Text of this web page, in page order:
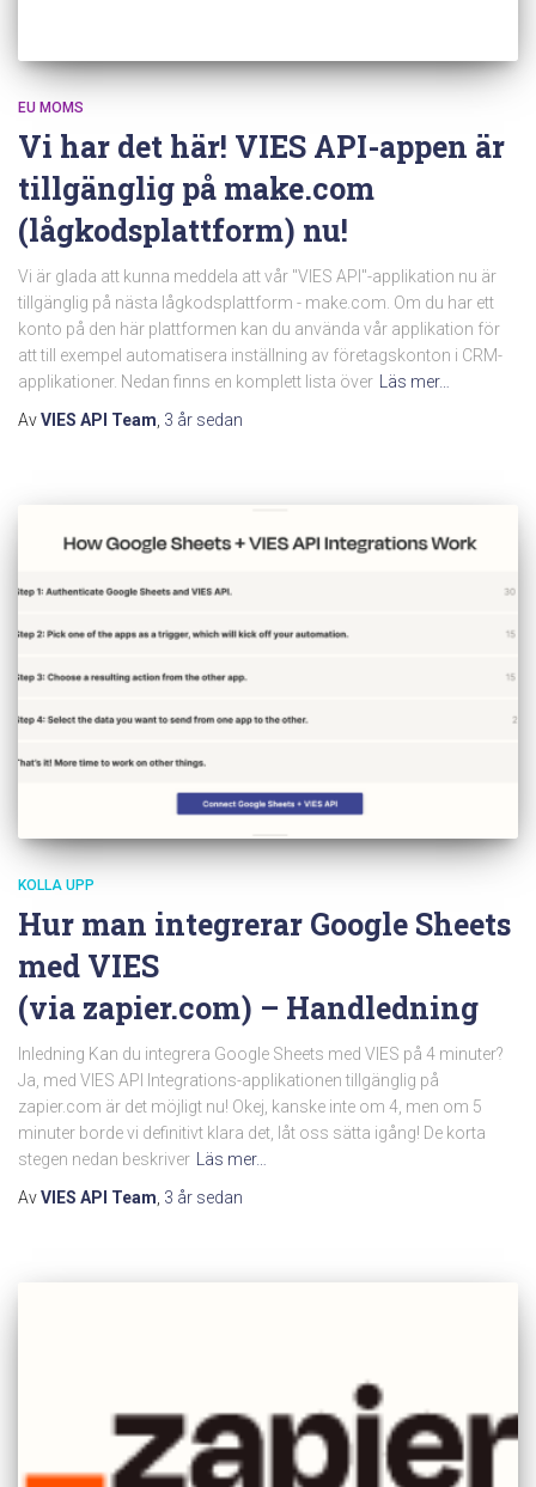
EU MOMS
Vi har det här! VIES API-appen är
tillgänglig på make.com
(lågkodsplattform) nu!
Vi är glada att kunna meddela att vår "VIES API"-applikation nu är
tillgänglig på nästa lågkodsplattform - make.com. Om du har ett
konto på den här plattformen kan du använda vår applikation för
att till exempel automatisera inställning av företagskonton i CRM-
applikationer. Nedan finns en komplett lista över
Läs mer…
AvVIES API Team 3 år sedan
KOLLA UPP
Hur man integrerar Google Sheets
med VIES
(via zapier.com) – Handledning
Inledning Kan du integrera Google Sheets med VIES på 4 minuter?
Ja, med VIES API Integrations-applikationen tillgänglig på
zapier.com är det möjligt nu! Okej, kanske inte om 4, men om 5
minuter borde vi definitivt klara det, låt oss sätta igång! De korta
stegen nedan beskriver
Läs mer…
AvVIES API Team 3 år sedan